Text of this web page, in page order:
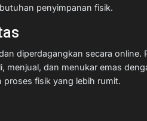
penyimpanan fisik.
diperdagangkan secara online.
dan menukar emas
proses fisik yang lebih rumit.